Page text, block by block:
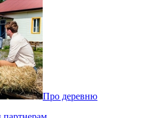
Про деревню